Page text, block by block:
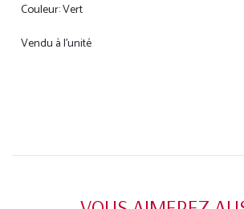
Couleur: Vert
Vendu à l'unité